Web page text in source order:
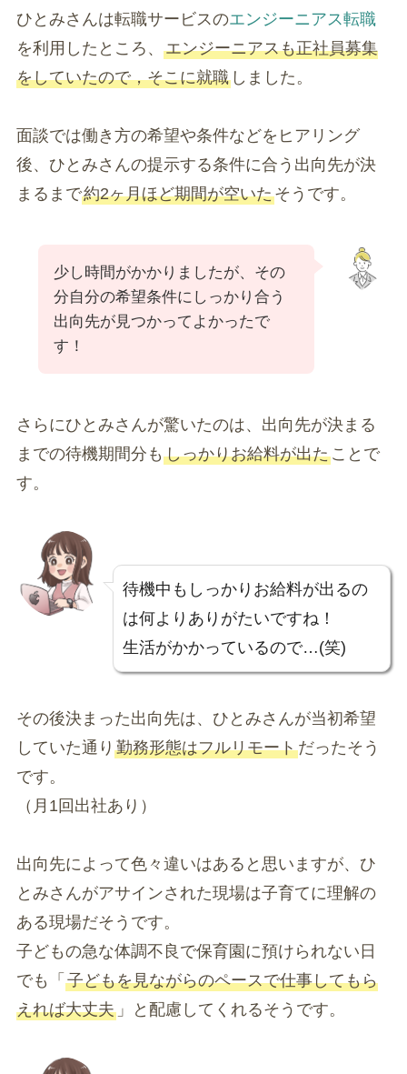
ひとみさんは転職サービスのエンジーニアス転職
を利用したところ、 エンジーニアスも正社員募集
をしていたので，そこに就職しました。
面談では働き方の希望や条件などをヒアリング
後、ひとみさんの提示する条件に合う出向先が決
まるまで約2ヶ月ほど期間が空いたそうです。
少し時間がかかりましたが、その
分自分の希望条件にしっかり合う
出向先が見つかってよかったで
す！
さらにひとみさんが驚いたのは、出向先が決まる
までの待機期間分も しっかりお給料が出たことで
す。
待機中もしっかりお給料が出るの
は何よりありがたいですね！
生活がかかっているので…(笑)
その後決まった出向先は、ひとみさんが当初希望
していた通り 勤務形態はフルリモートだったそう
です。
（月1回出社あり）
出向先によって色々違いはあると思いますが、ひ
とみさんがアサインされた現場は子育てに理解の
ある現場だそうです。
子どもの急な体調不良で保育園に預けられない日
でも「 子どもを見ながらのペースで仕事してもら
えれば大丈夫」と配慮してくれるそうです。